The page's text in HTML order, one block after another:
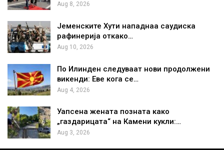
Aug 8, 2026
Јеменските Хути нападнаа саудиска
рафинерија откако…
Aug 10, 2026
По Илинден следуваат нови продолжени
викенди: Еве кога се…
Aug 4, 2026
Уапсена жената позната како
„газдарицата“ на Камени кукли:…
Aug 3, 2026